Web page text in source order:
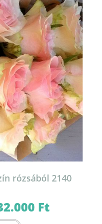
termékoldalon
választhatók
ki
rózsából 2140
Ft10.000 Ft